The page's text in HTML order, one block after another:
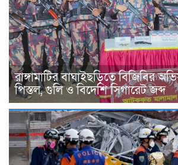
রাঙ্গামাটির বাঘাইছড়িতে বিজিবির
পিস্তল, গুলি ও বিদেশি সিগারেট জব্দ